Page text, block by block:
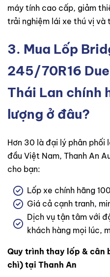
máy tính cao cấp, giảm
trải nghiệm lái xe thú vị và
3. Mua Lốp
245/70R16
Thái Lan chính
lượng ở đâu?
Hơn 30 là đại lý phân phối
đầu Việt Nam, Thanh An
cho bạn:
Lốp xe chính hãng
Giá cả cạnh tranh,
Dịch vụ tận tâm với
khách hàng mọi lúc,
Quy trình thay lốp & cân
chì) tại Thanh An